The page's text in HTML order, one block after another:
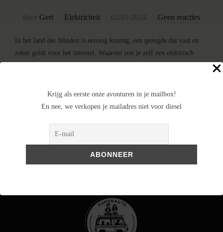
Krijg als eerste onze avonturen in je mailbox!
En nee, we verkopen je mailadres niet voor diesel
door Gert Elektriciteit 02/01/2024 Geen reacties
In het land der blinden is eenoog koning, een gezegde dat vast en
zeker geldt voor het internet. Waarom zou je zelf een elektrisch
heeft als jij, en wie zegt er dat …